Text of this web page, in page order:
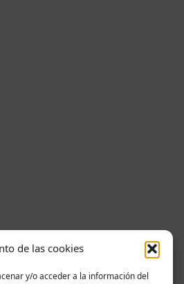
de las cookies
y/o acceder a la información del